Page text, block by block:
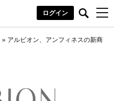
ログイン
» アルビオン、アンフィネスの新商